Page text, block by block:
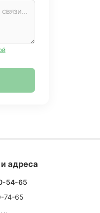
адреса
54-65
74-65